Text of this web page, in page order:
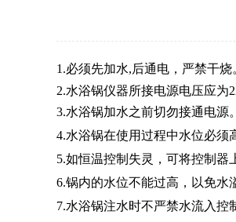
1.必须先加水,后通电，严禁干烧
2.水浴锅仪器所接电源电压应为
3.水浴锅加水之前切勿接通电源。
4.水浴锅在使用过程中水位必须
5.如恒温控制失灵，可将控制器
6.锅内的水位不能过高，以免水
7.水浴锅注水时不严禁水流入控